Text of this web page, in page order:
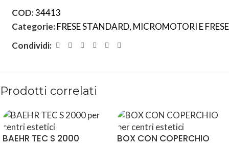
COD:34413
Categorie:FRESE STANDARD, MICROMOTORI E FRESE
Condividi:
Prodotti correlati
BAEHR TEC S 2000 BOX CON COPERCHIO